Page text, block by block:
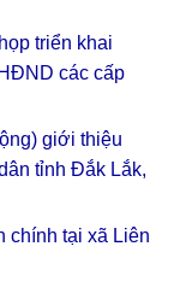
triển khai
các cấp
giới thiệu
tỉnh Đắk Lắk,
chính tại xã Liên